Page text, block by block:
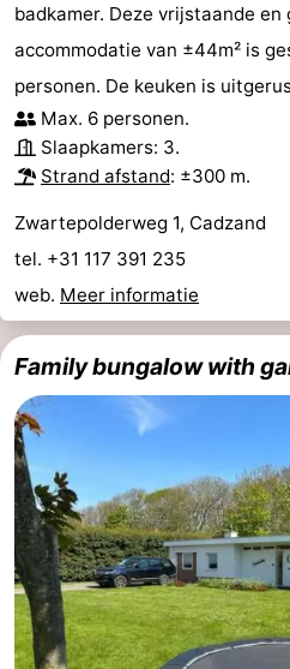
badkamer. Deze vrijstaande en
accommodatie van ±44m² is
personen. De keuken is
Max. 6 personen.
Slaapkamers: 3.
Strand afstand: ±300 m.
Zwartepolderweg 1, Cadzand
tel. +31 117 391 235
web. Meer informatie
Family bungalow with